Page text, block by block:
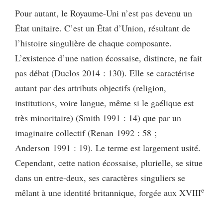
Pour autant, le Royaume-Uni n’est pas devenu un
État unitaire. C’est un État d’Union, résultant de
l’histoire singulière de chaque composante.
L’existence d’une nation écossaise, distincte, ne fait
pas débat (Duclos 2014 : 130). Elle se caractérise
autant par des attributs objectifs (religion,
institutions, voire langue, même si le gaélique est
très minoritaire) (Smith 1991 : 14) que par un
imaginaire collectif (Renan 1992 : 58 ;
Anderson 1991 : 19). Le terme est largement usité.
Cependant, cette nation écossaise, plurielle, se situe
dans un entre-deux, ses caractères singuliers se
mêlant à une identité britannique, forgée aux XVIIIe